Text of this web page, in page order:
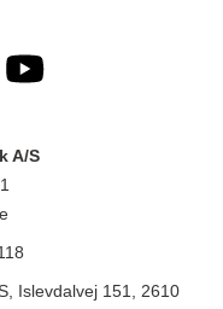
A/S
Islevdalvej 151, 2610